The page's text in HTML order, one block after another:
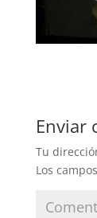
Enviar
Tu
Los